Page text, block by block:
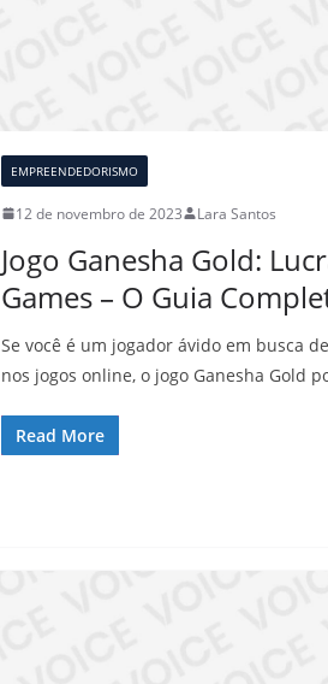
EMPREENDEDORISMO
12 de novembro de 2023 Lara Santos
Jogo Ganesha Gold:
Games – O Guia
Se você é um jogador ávido em busca
nos jogos online, o jogo Ganesha Gold
Read More